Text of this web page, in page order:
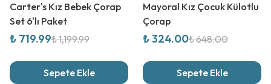
Carter's Kız Bebek Çorap
Set 6'lı Paket
₺ 719.99₺ 1,199.99
Sepete Ekle
Mayoral Kız Çocuk Külotlu
Çorap
₺ 324.00₺ 648.00
Sepete Ekle